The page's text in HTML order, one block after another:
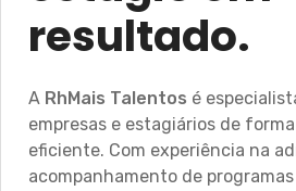
resultado.
A RhMais Talentos é
empresas e estagiários de
eficiente. Com experiência na
acompanhamento de